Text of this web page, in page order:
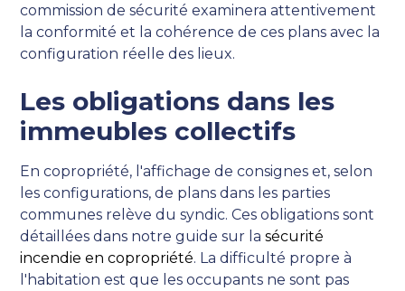
commission de sécurité examinera attentivement
la conformité et la cohérence de ces plans avec la
configuration réelle des lieux.
Les obligations dans les
immeubles collectifs
En copropriété, l'affichage de consignes et, selon
les configurations, de plans dans les parties
communes relève du syndic. Ces obligations sont
détaillées dans notre guide sur lasécurité
incendie en copropriété. La difficulté propre à
l'habitation est que les occupants ne sont pas